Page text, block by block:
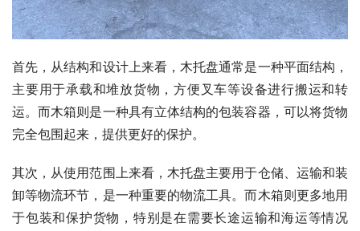
首先，从结构和设计上来看，木托盘通常是一种平面结构，
主要用于承载和堆放货物，方便叉车等设备进行搬运和转
运。而木箱则是一种具有立体结构的包装容器，可以将货物
完全包围起来，提供更好的保护。
其次，从使用范围上来看，木托盘主要用于仓储、运输和装
卸等物流环节，是一种重要的物流工具。而木箱则更多地用
于包装和保护货物，特别是在需要长途运输和海运等情况